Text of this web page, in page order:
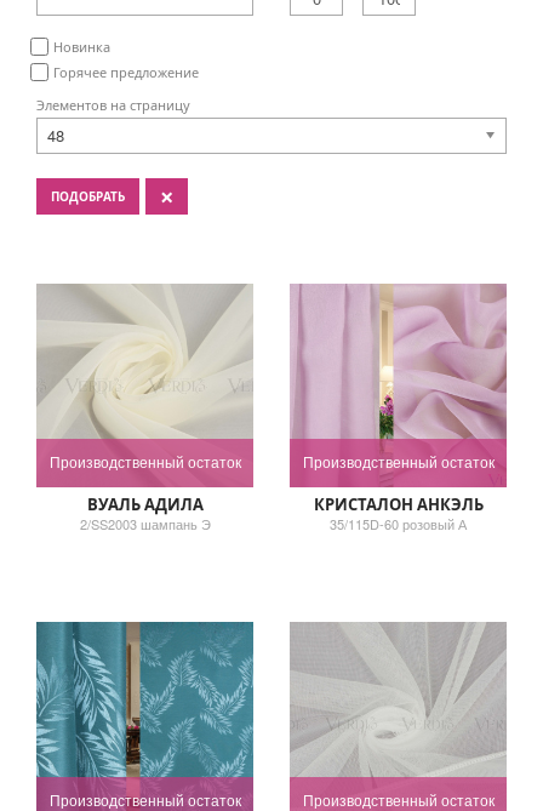
Новинка
Горячее предложение
Элементов на страницу
48
ПОДОБРАТЬ ×
Производственный остаток
ВУАЛЬ АДИЛА
2/SS2003 шампань Э
Производственный остаток
КРИСТАЛОН АНКЭЛЬ
35/115D-60 розовый А
Производственный остаток Производственный остаток